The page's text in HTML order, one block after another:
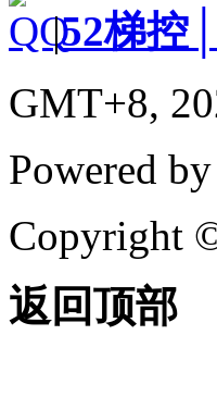
|52梯控
GMT+8,
Powered by
Copyright
返回顶部